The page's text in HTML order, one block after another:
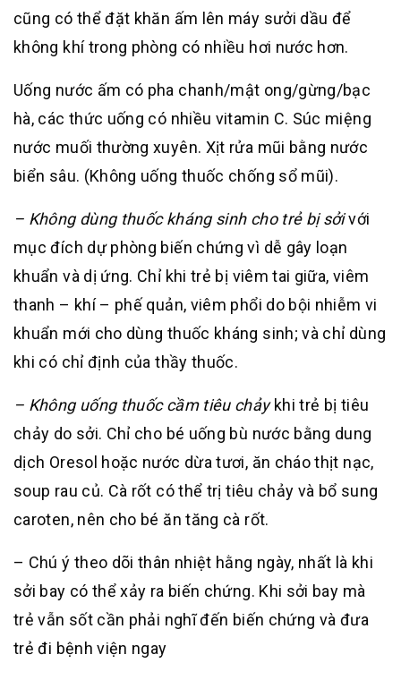
cũng có thể đặt khăn ấm lên máy sưởi dầu để
không khí trong phòng có nhiều hơi nước hơn.
Uống nước ấm có pha chanh/mật ong/gừng/bạc
hà, các thức uống có nhiều vitamin C. Súc miệng
nước muối thường xuyên. Xịt rửa mũi bằng nước
biển sâu. (Không uống thuốc chống sổ mũi).
– Không dùng thuốc kháng sinh cho trẻ bị sởivới
mục đích dự phòng biến chứng vì dễ gây loạn
khuẩn và dị ứng. Chỉ khi trẻ bị viêm tai giữa, viêm
thanh – khí – phế quản, viêm phổi do bội nhiễm vi
khuẩn mới cho dùng thuốc kháng sinh; và chỉ dùng
khi có chỉ định của thầy thuốc.
– Không uống thuốc cầm tiêu chảykhi trẻ bị tiêu
chảy do sởi. Chỉ cho bé uống bù nước bằng dung
dịch Oresol hoặc nước dừa tươi, ăn cháo thịt nạc,
soup rau củ. Cà rốt có thể trị tiêu chảy và bổ sung
caroten, nên cho bé ăn tăng cà rốt.
– Chú ý theo dõi thân nhiệt hằng ngày, nhất là khi
sởi bay có thể xảy ra biến chứng. Khi sởi bay mà
trẻ vẫn sốt cần phải nghĩ đến biến chứng và đưa
trẻ đi bệnh viện ngay